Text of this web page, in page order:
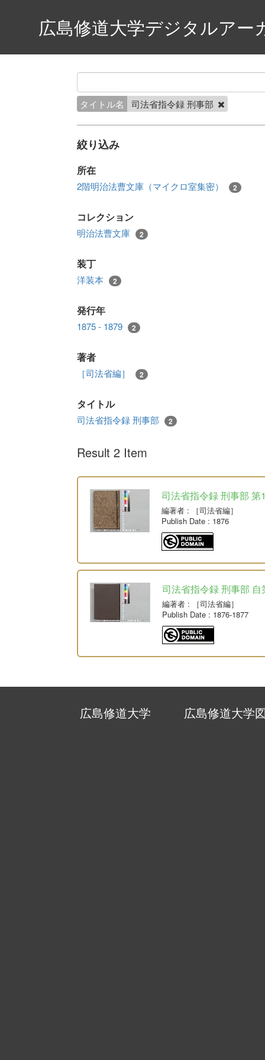
広島修道大学デジタルアー
タイトル名 司法省指令録 刑事部
絞り込み
所在
2階明治法曹文庫（マイクロ室集密） 2
コレクション
明治法曹文庫 2
装丁
洋装本 2
発行年
1875 - 1879 2
著者
［司法省編］ 2
タイトル
司法省指令録 刑事部 2
Result 2 Item
司法省指令録 刑事部 第
編著者 : ［司法省編］
Publish Date : 1876
司法省指令録 刑事部
編著者 : ［司法省編］
Publish Date : 1876-1877
広島修道大学 広島修道大学